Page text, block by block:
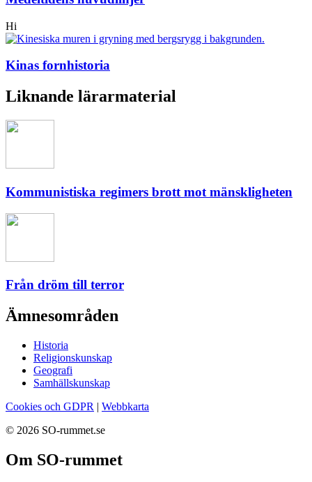
Hi
Kinas fornhistoria
Liknande lärarmaterial
Kommunistiska regimers brott mot mänskligheten
Från dröm till terror
Ämnesområden
Historia
Religionskunskap
Geografi
Samhällskunskap
Cookies och GDPR | Webbkarta
© 2026 SO-rummet.se
Om SO-rummet